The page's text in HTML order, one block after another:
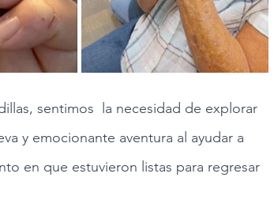
sentimos  la necesidad de explorar
y emocionante aventura al ayudar a
en que estuvieron listas para regresar